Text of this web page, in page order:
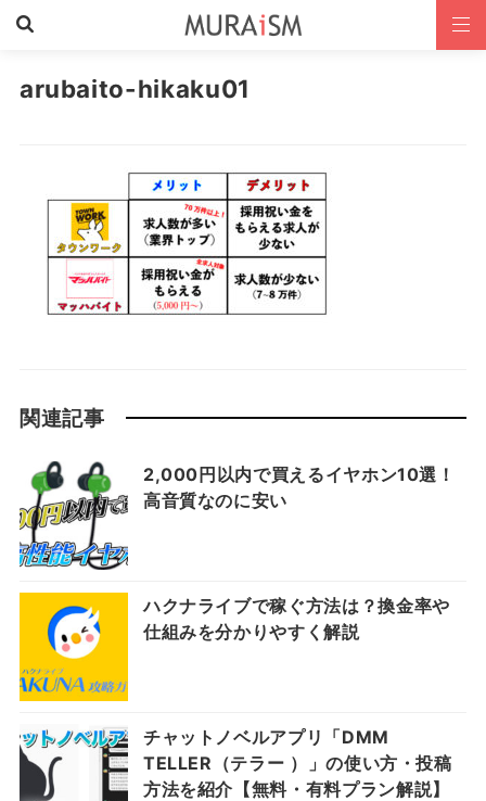
arubaito-hikaku01
関連記事
2,000円以内で買えるイヤホン10選！
高音質なのに安い
ハクナライブで稼ぐ方法は？換金率や
仕組みを分かりやすく解説
チャットノベルアプリ「DMM
TELLER（テラー ）」の使い方・投稿
方法を紹介【無料・有料プラン解説】